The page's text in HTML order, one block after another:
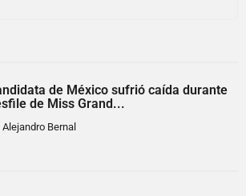
de México sufrió caída durante
de Miss Grand...
Alejandro Bernal